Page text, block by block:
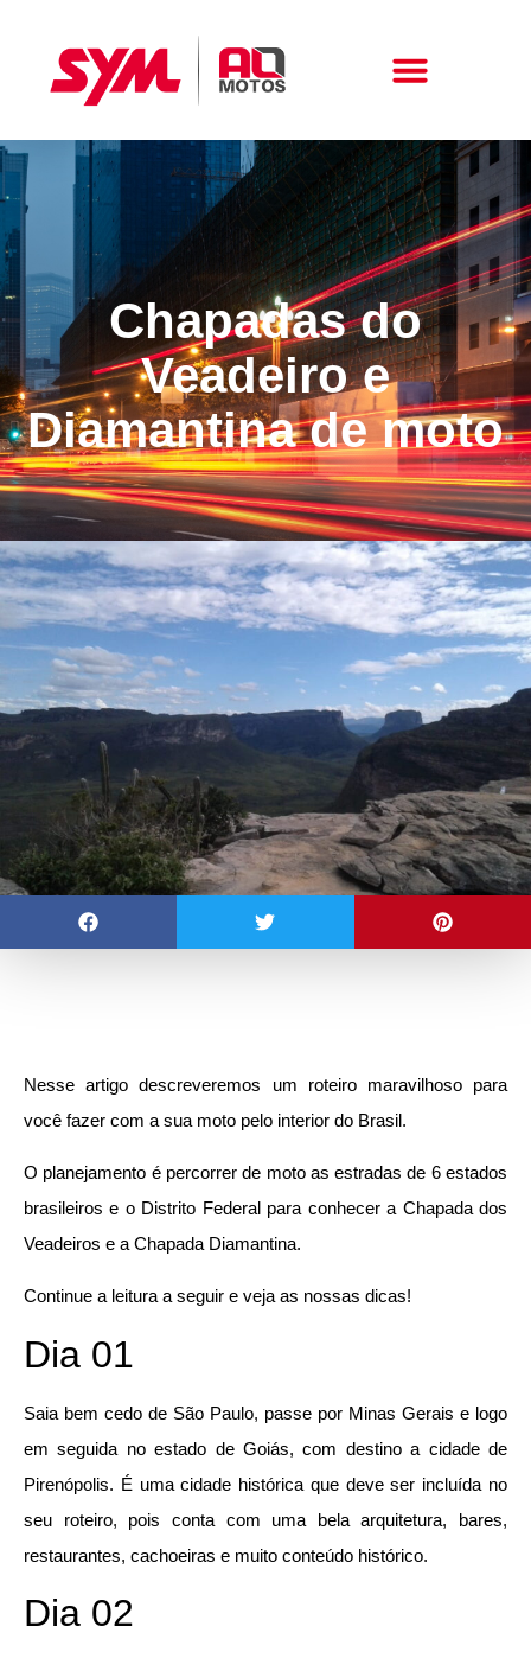
Chapadas do
Veadeiro e
Diamantina de moto
Nesse artigo descreveremos um roteiro maravilhoso para
você fazer com a sua moto pelo interior do Brasil.
O planejamento é percorrer de moto as estradas de 6 estados
brasileiros e o Distrito Federal para conhecer a Chapada dos
Veadeiros e a Chapada Diamantina.
Continue a leitura a seguir e veja as nossas dicas!
Dia 01
Saia bem cedo de São Paulo, passe por Minas Gerais e logo
em seguida no estado de Goiás, com destino a cidade de
Pirenópolis. É uma cidade histórica que deve ser incluída no
seu roteiro, pois conta com uma bela arquitetura, bares,
restaurantes, cachoeiras e muito conteúdo histórico.
Dia 02